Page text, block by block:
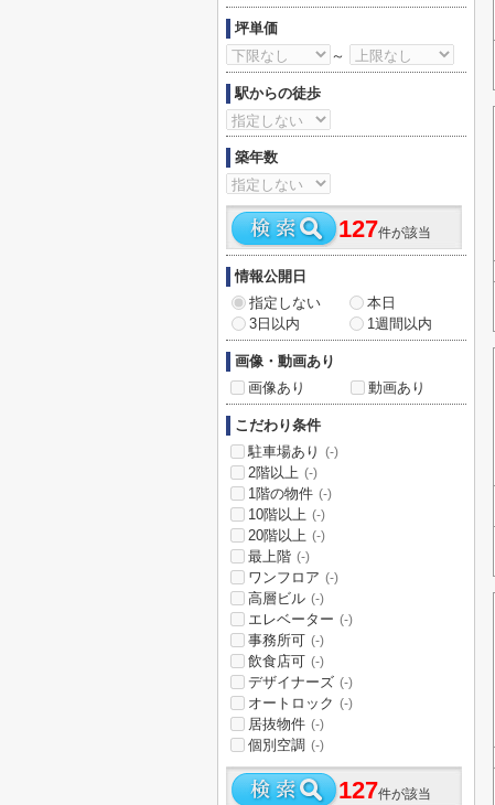
坪単価
～
駅からの徒歩
築年数
127件が該当
情報公開日
指定しない
本日
3日以内
1週間以内
画像・動画あり
画像あり
動画あり
こだわり条件
駐車場あり
(-)
2階以上 (-)
1階の物件 (-)
10階以上 (-)
20階以上 (-)
最上階 (-)
ワンフロア (-)
高層ビル (-)
エレベーター (-)
事務所可 (-)
飲食店可 (-)
デザイナーズ (-)
オートロック (-)
居抜物件 (-)
個別空調 (-)
127件が該当